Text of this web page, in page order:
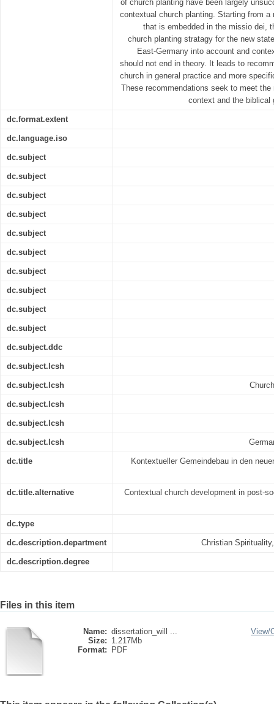
of church planting have been largely
contextual church planting. Starting from a
that is embedded in the missio dei,
church planting stratagy for the new
East-Germany into account and
should not end in theory. It leads to
church in general practice and more
These recommendations seek to meet
context and the biblical
dc.format.extent
dc.language.iso
dc.subject
dc.subject
dc.subject
dc.subject
dc.subject
dc.subject
dc.subject
dc.subject
dc.subject
dc.subject
dc.subject.ddc
dc.subject.lcsh
dc.subject.lcsh
dc.subject.lcsh
dc.subject.lcsh
dc.subject.lcsh
dc.title Kontextueller Gemeindebau in den
dc.title.alternative Contextual church development in post-
dc.type
dc.description.department Christian
dc.description.degree
Files in this item
Name: dissertation_will ...
Size: 1.217Mb
Format:
PDF
View/